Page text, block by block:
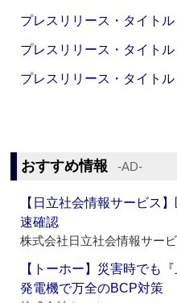
プレスリリース・タイト
プレスリリース・タイト
プレスリリース・タイト
おすすめ情報 ‐AD‐
【日立社会情報サービス
速確認
株式会社日立社会情報サー
【トーホー】災害時でも
発電機で万全のBCP対策